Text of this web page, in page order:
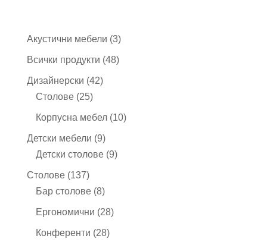
Акустични мебели 33
продукта
Всички продукти 4848
Дизайнерски 4242
Столове 2525
продукта
Корпусна мебел 1010
Детски мебели 99
продукта
Детски столове 99
Столове 137137
продукта
Бар столове 88
продукта
Ергономични 2828
Конференти 2828